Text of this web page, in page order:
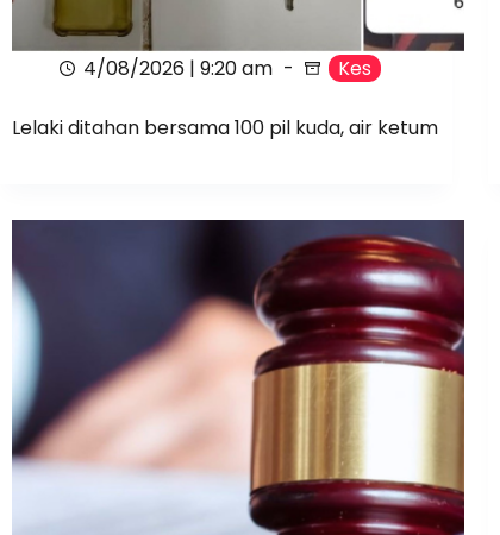
4/08/2026 | 9:20 am Kes
Lelaki ditahan bersama 100 pil kuda, air ketum